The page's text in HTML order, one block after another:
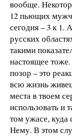
вообще.
12 пьющих
сегодня – 3 к 1.
русских
такими
настоящее
позор – это
всю жизнь
места в твоем
использовать и
том ужасе, куда
Нему. В этом